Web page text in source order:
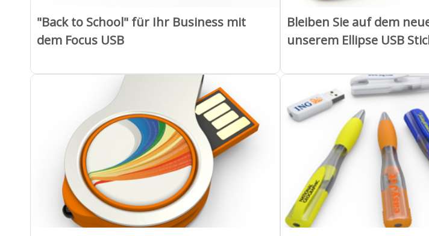
"Back to School" für Ihr Business mit
dem Focus USB
Bleiben Sie auf dem
unserem Ellipse USB